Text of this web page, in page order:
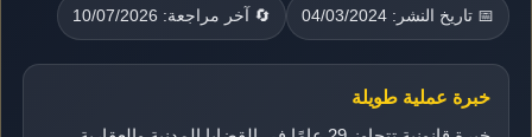
📅 تاريخ النشر: 04/03/2024 🔄 آخر مراجعة: 10/07/2026
خبرة عملية طويلة